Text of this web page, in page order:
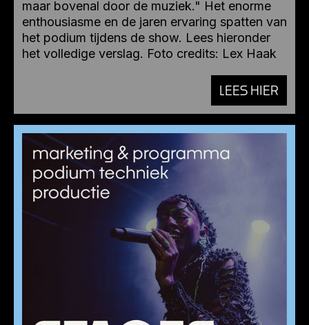
maar bovenal door de muziek." Het enorme
enthousiasme en de jaren ervaring spatten van
het podium tijdens de show. Lees hieronder
het volledige verslag. Foto credits: Lex Haak
LEES HIER